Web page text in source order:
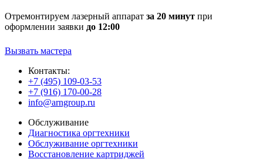
Отремонтируем лазерный аппарат за 20 минут при
оформлении заявки до 12:00
Вызвать мастера
Контакты:
+7 (495) 109-03-53
+7 (916) 170-00-28
info@arngroup.ru
Обслуживание
Диагностика оргтехники
Обслуживание оргтехники
Восстановление картриджей